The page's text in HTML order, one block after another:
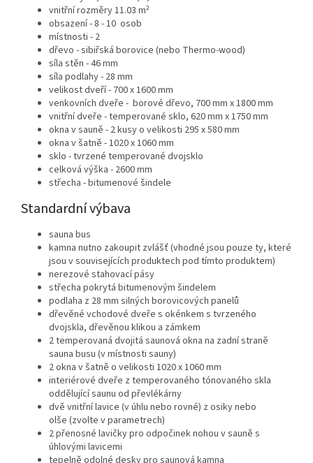
vnitřní rozměry 11.03 m²
obsazení - 8 - 10 osob
místnosti - 2
dřevo - sibiřská borovice (nebo Thermo-wood)
síla stěn - 46 mm
síla podlahy - 28 mm
velikost dveří - 700 x 1600 mm
venkovních dveře - borové dřevo, 700 mm x 1800 mm
vnitřní dveře - temperované sklo, 620 mm x 1750 mm
okna v sauně - 2 kusy o velikosti 295 x 580 mm
okna v šatně -1020 x 1060 mm
sklo - tvrzené temperované dvojsklo
celková výška - 2600 mm
střecha - bitumenové šindele
Standardní výbava
sauna bus
kamna nutno zakoupit zvlášť (vhodné jsou pouze ty, které
jsou v souvisejících produktech pod tímto produktem)
nerezové stahovací pásy
střecha pokrytá bitumenovým šindelem
podlaha z 28 mm silných borovicových panelů
dřevěné vchodové dveře s okénkem s tvrzeného
dvojskla, dřevěnou klikou a zámkem
2 temperovaná dvojitá saunová okna na zadní straně
sauna busu (v místnosti sauny)
2 okna v šatně o velikosti 1020 x 1060 mm
interiérové dveře z temperovaného tónovaného skla
oddělující saunu od převlékárny
dvě vnitřní lavice (v úhlu nebo rovné) z osiky nebo
olše (zvolte v parametrech)
2 přenosné lavičky pro odpočinek nohou v sauně s
úhlovými lavicemi
tepelně odolné desky pro saunová kamna